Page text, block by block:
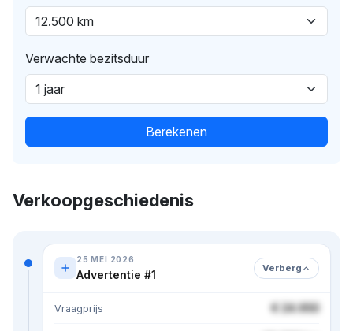
Verwachte bezitsduur
Berekenen
Verkoopgeschiedenis
25 MEI 2026
Advertentie #1 Verberg
Vraagprijs € 24.950